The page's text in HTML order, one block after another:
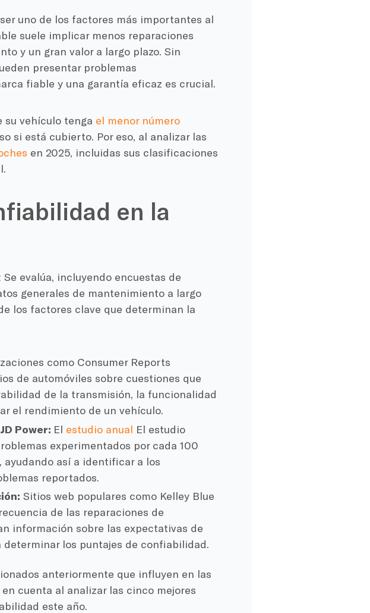
uno de los factores más importantes al
suele implicar menos reparaciones
y un gran valor a largo plazo. Sin
presentar problemas
fiable y una garantía eficaz es crucial.
su vehículo tenga el menor número
si está cubierto. Por eso, al analizar las
en 2025, incluidas sus clasificaciones
en la
Se evalúa, incluyendo encuestas de
generales de mantenimiento a largo
los factores clave que determinan la
como Consumer Reports
de automóviles sobre cuestiones que
de la transmisión, la funcionalidad
el rendimiento de un vehículo.
Power: El estudio anual El estudio
experimentados por cada 100
así a identificar a los
reportados.
Sitios web populares como Kelley Blue
de las reparaciones de
información sobre las expectativas de
los puntajes de confiabilidad.
anteriormente que influyen en las
cuenta al analizar las cinco mejores
este año.